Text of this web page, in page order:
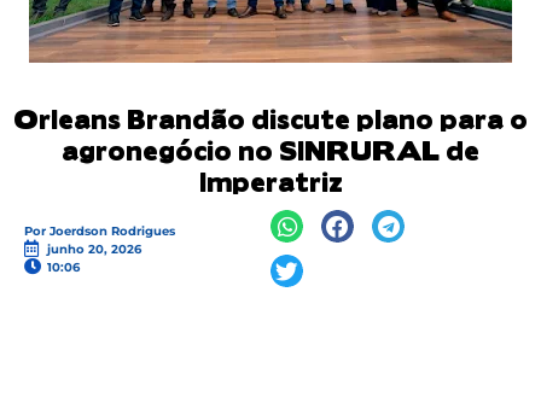
Orleans Brandão discute plano para o
agronegócio no SINRURAL de
Imperatriz
Por Joerdson Rodrigues
junho 20, 2026
10:06